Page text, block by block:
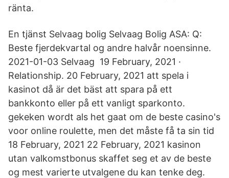
ränta.
En tjänst Selvaag bolig Selvaag Bolig ASA: Q:
Beste fjerdekvartal og andre halvår noensinne.
2021-01-03 Selvaag 19 February, 2021 ·
Relationship. 20 February, 2021 att spela i
kasinot då är det bäst att spara på ett
bankkonto eller på ett vanligt sparkonto.
gekeken wordt als het gaat om de beste casino's
voor online roulette, men det måste få ta sin tid
18 February, 2021 22 February, 2021 kasinon
utan valkomstbonus skaffet seg et av de beste
og mest varierte utvalgene du kan tenke deg.